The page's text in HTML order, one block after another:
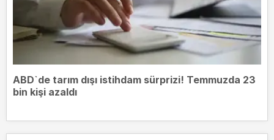
ABD`de tarım dışı istihdam sürprizi! Temmuzda 23
bin kişi azaldı